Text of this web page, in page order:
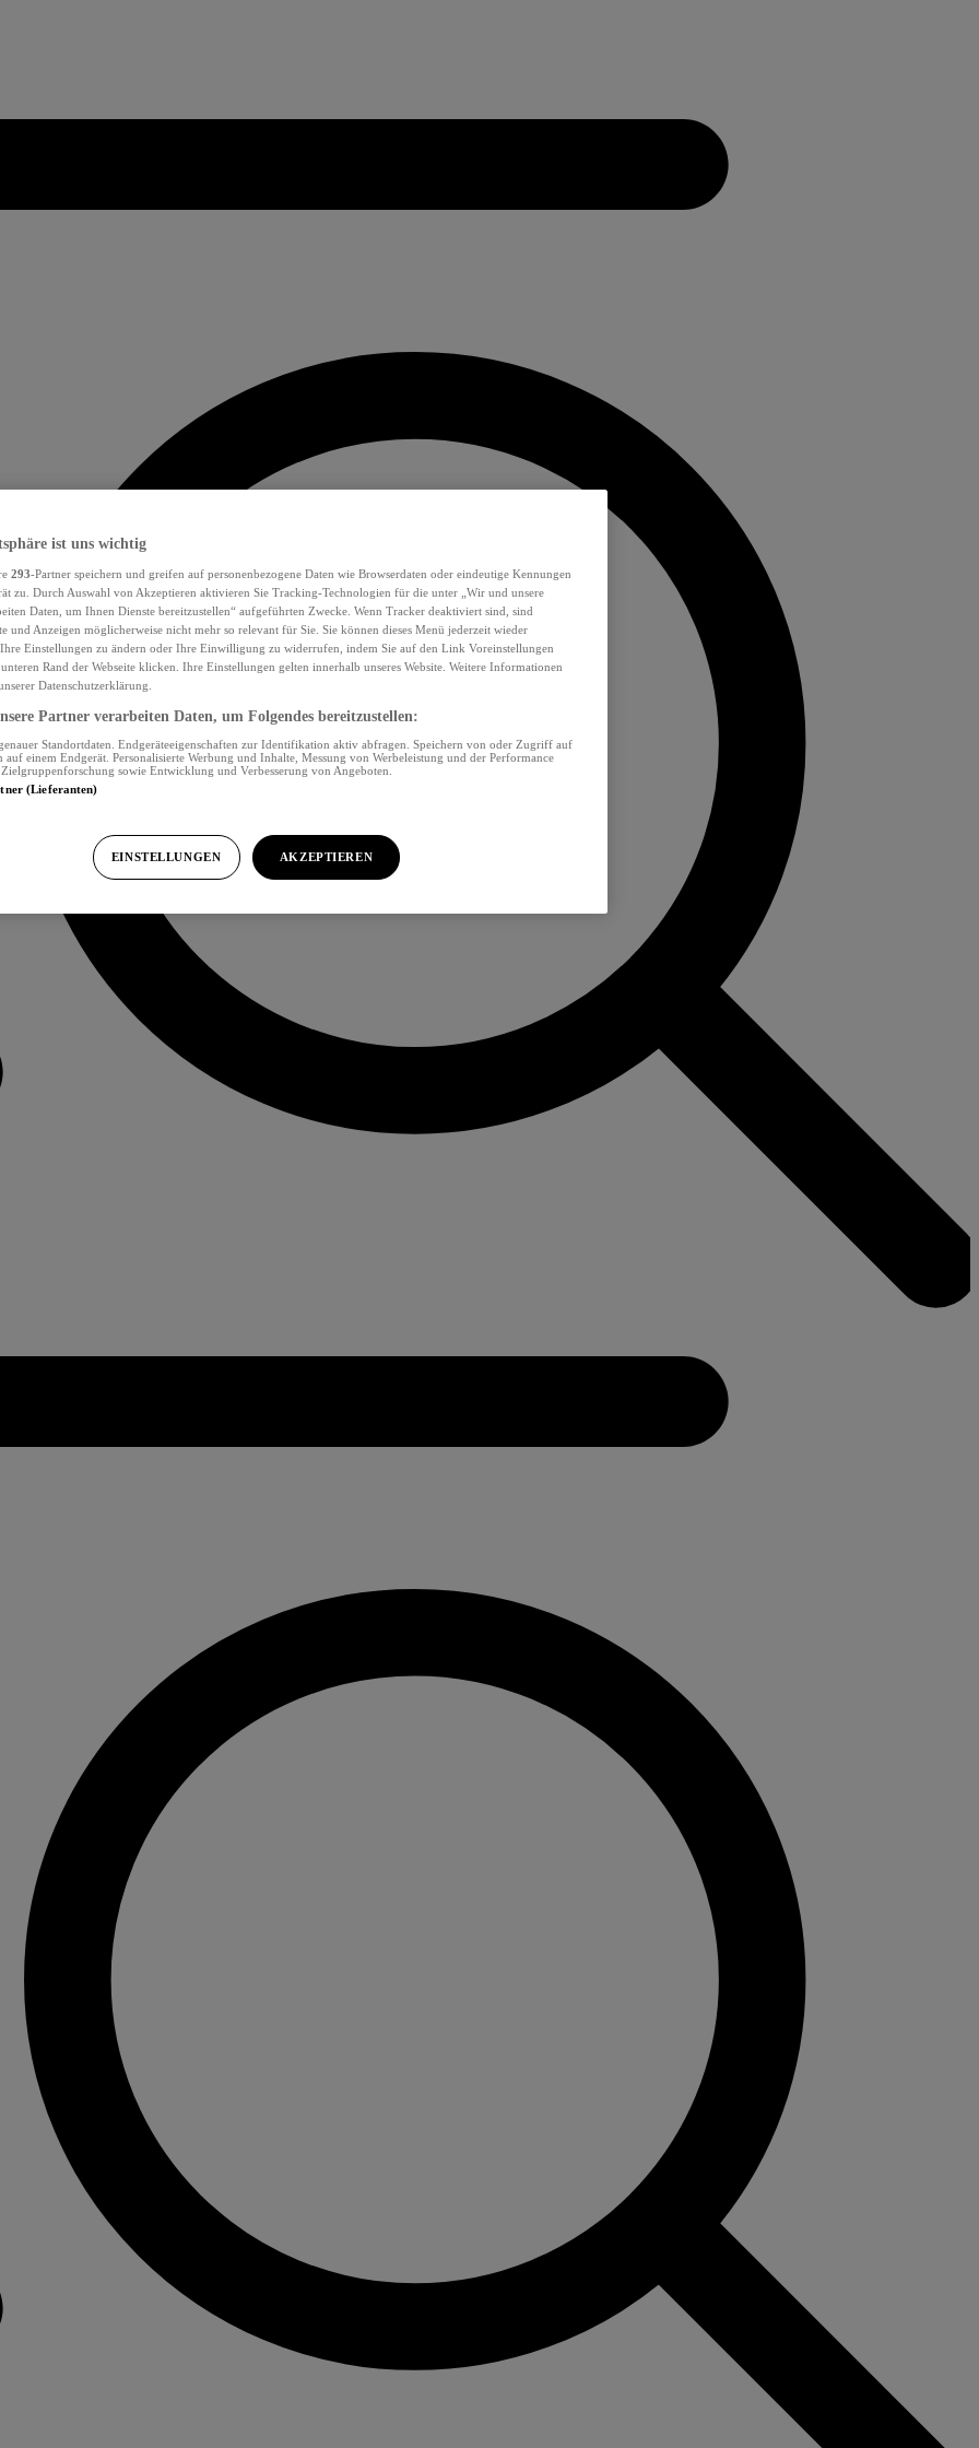
ist uns wichtig
293-Partner speichern und greifen auf personenbezogene Daten wie Browserdaten oder eindeutige Kennungen
zu. Durch Auswahl von Akzeptieren aktivieren Sie Tracking-Technologien für die unter „Wir und unsere
Daten, um Ihnen Dienste bereitzustellen“ aufgeführten Zwecke. Wenn Tracker deaktiviert sind, sind
und Anzeigen möglicherweise nicht mehr so relevant für Sie. Sie können dieses Menü jederzeit wieder
Einstellungen zu ändern oder Ihre Einwilligung zu widerrufen, indem Sie auf den Link Voreinstellungen
Rand der Webseite klicken. Ihre Einstellungen gelten innerhalb unseres Website. Weitere Informationen
Datenschutzerklärung.
Partner verarbeiten Daten, um Folgendes bereitzustellen:
Standortdaten. Endgeräteeigenschaften zur Identifikation aktiv abfragen. Speichern von oder Zugriff auf
einem Endgerät. Personalisierte Werbung und Inhalte, Messung von Werbeleistung und der Performance
sowie Entwicklung und Verbesserung von Angeboten.
(Lieferanten)
EINSTELLUNGEN AKZEPTIEREN